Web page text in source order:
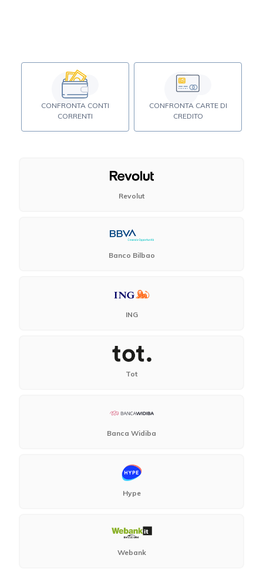
CONFRONTA CONTI
CORRENTI
CONFRONTA CARTE DI
CREDITO
Revolut
Banco Bilbao
ING
Tot
Banca Widiba
Hype
Webank